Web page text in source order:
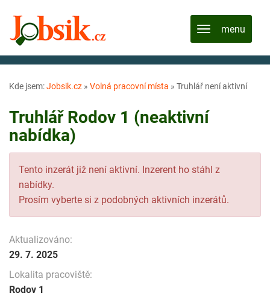
Kde jsem:Jobsik.cz » Volná pracovní místa » Truhlář není aktivní
Truhlář Rodov 1 (neaktivní
nabídka)
Tento inzerát již není aktivní. Inzerent ho stáhl z
nabídky.
Prosím vyberte si z podobných aktivních inzerátů.
Aktualizováno:
29. 7. 2025
Lokalita pracoviště:
Rodov 1